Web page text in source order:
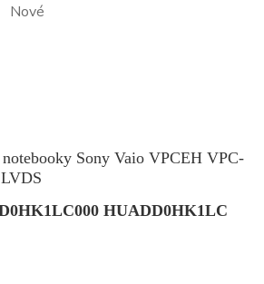
Nové
Sony Vaio VPCEH VPC-
HUADD0HK1LC